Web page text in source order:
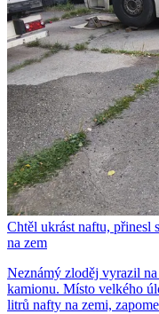
Chtěl ukrást naftu, přinesl
na zem
Neznámý zloděj vyrazil
kamionu. Místo velkého
litrů nafty na zemi,